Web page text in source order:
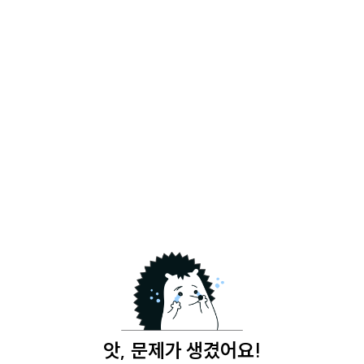
앗, 문제가 생겼어요!